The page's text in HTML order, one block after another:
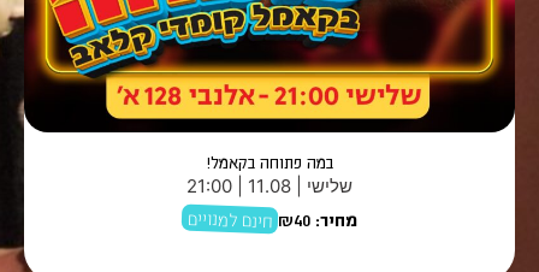
במה פתוחה בקאמל!
שלישי | 11.08 | 21:00
מחיר: ₪40 חינם למנויים